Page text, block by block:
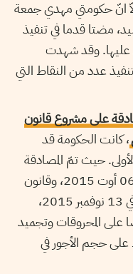
إلاّ انّ حكومتي مهدي جمعة
مضتا قدما في تنفيذ
عليها. وقد شهدت
عدد من النقاط التي
على مشروع قانون
، كانت الحكومة قد
حيث تمّ المصادقة
تباعا على رسملة البنوك العمومية في 06 أوت 2015، وقانون
الشراكة بين القطاعين العام والخاصّ في 13 نوفمبر 2015،
المحروقات وتجميد
على حجم الأجور في